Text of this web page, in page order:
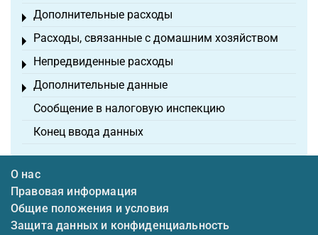
Дополнительные расходы
Toggle menu
Расходы, связанные с домашним хозяйством
Toggle menu
Непредвиденные расходы
Toggle menu
Дополнительные данные
Toggle menu
Сообщение в налоговую инспекцию
Конец ввода данных
О нас
Правовая информация
Общие положения и условия
Защита данных и конфиденциальность